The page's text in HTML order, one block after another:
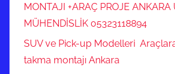
MONTAJI +ARAÇ PROJE ANKARA
MÜHENDİSLİK 05323118894
SUV ve Pick-up Modelleri
takma montajı Ankara